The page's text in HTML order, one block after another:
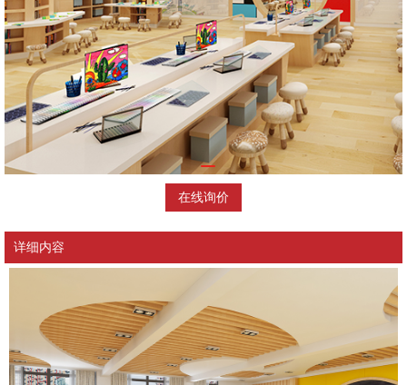
在线询价
详细内容